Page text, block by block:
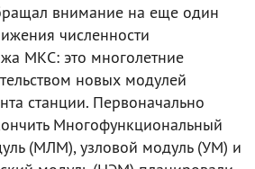
внимание на еще один
численности
МКС: это многолетние
новых модулей
станции. Первоначально
Многофункциональный
(МЛМ), узловой модуль (УМ) и